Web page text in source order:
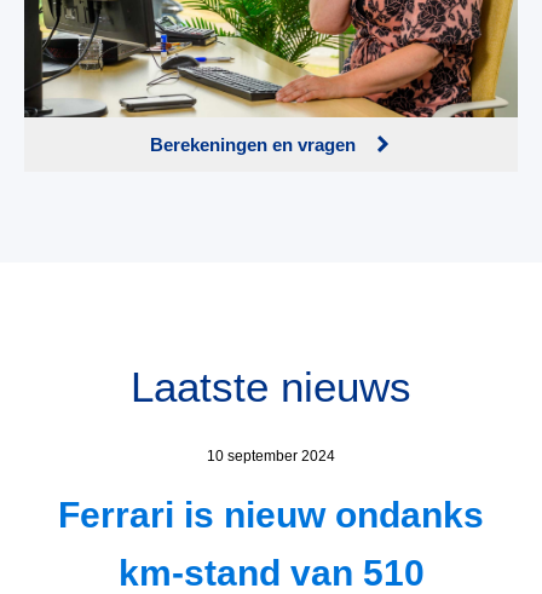
Berekeningen en vragen
Laatste nieuws
10 september 2024
Ferrari is nieuw ondanks
km-stand van 510